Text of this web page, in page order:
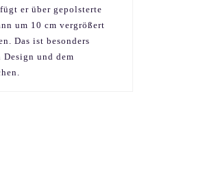
er über gepolsterte
um 10 cm vergrößert
Das ist besonders
und dem